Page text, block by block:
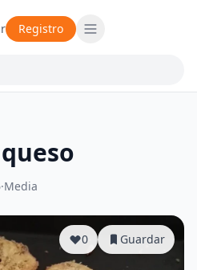
Registro
·Media
0 Guardar